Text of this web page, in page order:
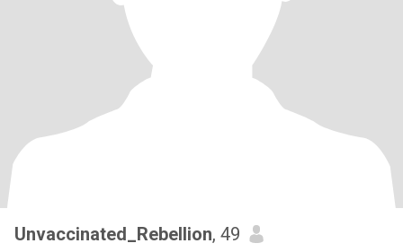
Unvaccinated_Rebellion, 49